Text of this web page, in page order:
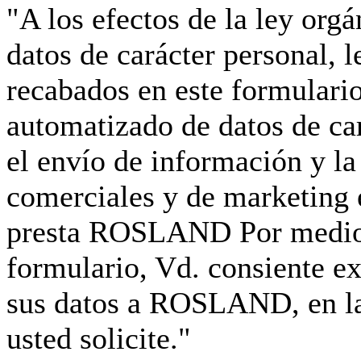
"A los efectos de la ley
datos de carácter personal,
recabados en este
automatizado de datos de
el envío de información y
comerciales y de
presta ROSLAND Por
formulario, Vd. consiente
sus datos a ROSLAND, en
usted solicite."